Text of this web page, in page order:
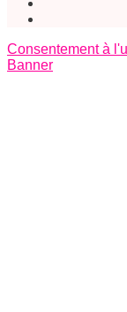
Consentement à
Banner